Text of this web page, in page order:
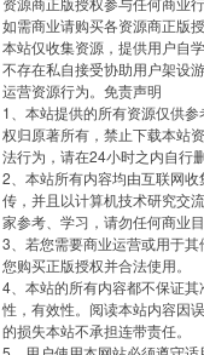
如需商业请购买各资源商正版
本站仅收集资源，提供用户自
不存在私自接受协助用户架设
运营资源行为。免责声明
1、本站提供的所有资源仅供
权归原著所有，禁止下载本站
法行为，请在24小时之内自行
2、本站所有内容均由互联网
传，并且以计算机技术研究交
家参考、学习，请勿任何商业
3、若您需要商业运营或用于
您购买正版授权并合法使用。
4、本站的所有内容都不保证
性，有效性。阅读本站内容因
的损失本站不承担连带责任。